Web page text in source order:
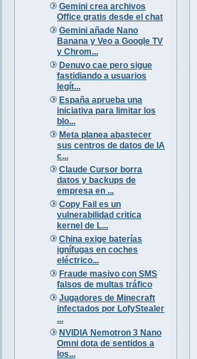
Gemini crea archivos
Office gratis desde el chat
Gemini añade Nano
Banana y Veo a Google TV
y Chrom...
Denuvo cae pero sigue
fastidiando a usuarios
legít...
España aprueba una
iniciativa para limitar los
blo...
Meta planea abastecer
sus centros de datos de IA
c...
Claude Cursor borra
datos y backups de
empresa en ...
Copy Fail es un
vulnerabilidad critica
kernel de L...
China exige baterías
ignífugas en coches
eléctrico...
Fraude masivo con SMS
falsos de multas tráfico
Jugadores de Minecraft
infectados por LofyStealer
...
NVIDIA Nemotron 3 Nano
Omni dota de sentidos a
los...